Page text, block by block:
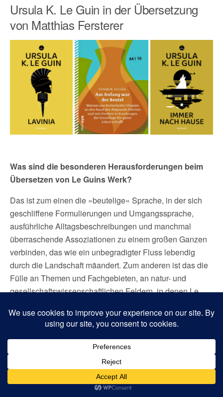
Ursula K. Le Guin in der Übersetzung
von Matthias Fersterer
Was sind die besonderen Herausforderungen beim
Übersetzen von Le Guins Werk?
Das ist zum einen die »beutelige« Sprache, in der sich
geschliffene Formulierungen und Umgangssprache,
ausführliche Alltagsbeschreibungen und manchmal
überraschende Assoziationen zu einem großen Ganzen
verbinden, das wie ein unbegradigter Fluss lebendig
durch die Landschaft mäandert. Zum anderen ist das die
Fülle an Themen und Fachgebieten, an natur- und
gesellschaftswissenschaftlichen Feldern, in denen Le
Übersetzer muss ich ihr in all die Bereiche, die sie sich
aneignete, folgen und darf dabei unendlich viel lernen.
Sie ist, wie meine Kollegin Karen Nölle gern sagt,